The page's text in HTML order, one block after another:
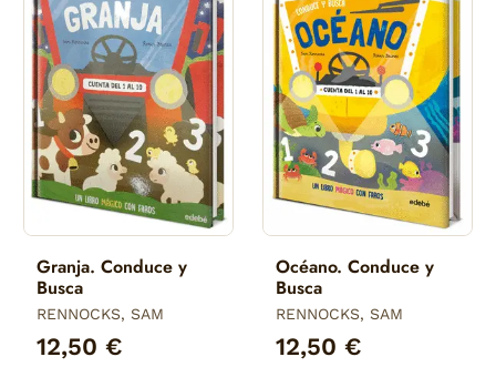
Granja. Conduce y
Busca
RENNOCKS, SAM
12,50 €
Océano. Conduce y
Busca
RENNOCKS, SAM
12,50 €